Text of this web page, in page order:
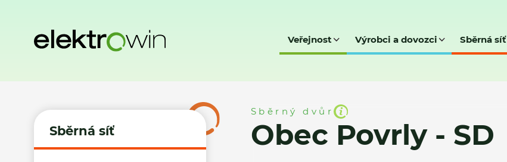
Veřejnost Výrobci a dovozci Sběrná síť
Sběrná síť
Sběrný dvůr
Obec Povrly - SD